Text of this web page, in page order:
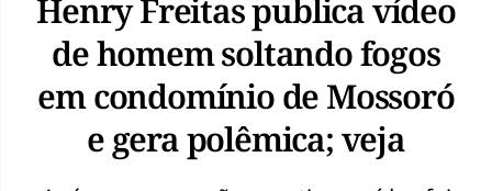
Henry Freitas publica vídeo
de homem soltando fogos
em condomínio de Mossoró
e gera polêmica; veja